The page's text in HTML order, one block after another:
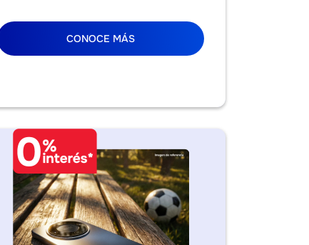
CONOCE MÁS